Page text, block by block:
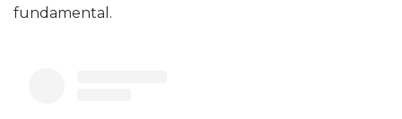
fundamental.